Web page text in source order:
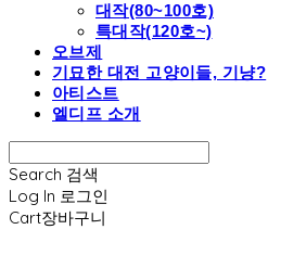
대작(80~100호)
특대작(120호~)
오브제
기묘한 대전 고양이들, 기냥?
아티스트
엘디프 소개
Search 검색
Log In 로그인
Cart장바구니